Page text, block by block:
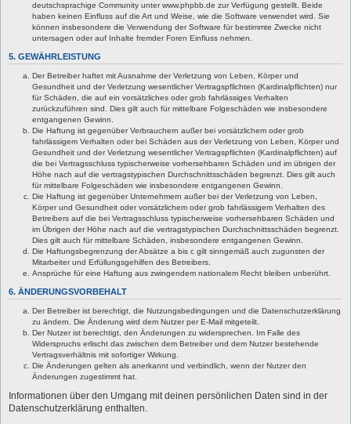
deutschsprachige Community unter www.phpbb.de zur Verfügung gestellt. Beide
haben keinen Einfluss auf die Art und Weise, wie die Software verwendet wird. Sie
können insbesondere die Verwendung der Software für bestimmte Zwecke nicht
untersagen oder auf Inhalte fremder Foren Einfluss nehmen.
5. GEWÄHRLEISTUNG
Der Betreiber haftet mit Ausnahme der Verletzung von Leben, Körper und
Gesundheit und der Verletzung wesentlicher Vertragspflichten (Kardinalpflichten) nur
für Schäden, die auf ein vorsätzliches oder grob fahrlässiges Verhalten
zurückzuführen sind. Dies gilt auch für mittelbare Folgeschäden wie insbesondere
entgangenen Gewinn.
Die Haftung ist gegenüber Verbrauchern außer bei vorsätzlichem oder grob
fahrlässigem Verhalten oder bei Schäden aus der Verletzung von Leben, Körper und
Gesundheit und der Verletzung wesentlicher Vertragspflichten (Kardinalpflichten) auf
die bei Vertragsschluss typischerweise vorhersehbaren Schäden und im übrigen der
Höhe nach auf die vertragstypischen Durchschnittsschäden begrenzt. Dies gilt auch
für mittelbare Folgeschäden wie insbesondere entgangenen Gewinn.
Die Haftung ist gegenüber Unternehmern außer bei der Verletzung von Leben,
Körper und Gesundheit oder vorsätzlichem oder grob fahrlässigem Verhalten des
Betreibers auf die bei Vertragsschluss typischerweise vorhersehbaren Schäden und
im Übrigen der Höhe nach auf die vertragstypischen Durchschnittsschäden begrenzt.
Dies gilt auch für mittelbare Schäden, insbesondere entgangenen Gewinn.
Die Haftungsbegrenzung der Absätze a bis c gilt sinngemäß auch zugunsten der
Mitarbeiter und Erfüllungsgehilfen des Betreibers.
Ansprüche für eine Haftung aus zwingendem nationalem Recht bleiben unberührt.
6. ÄNDERUNGSVORBEHALT
Der Betreiber ist berechtigt, die Nutzungsbedingungen und die Datenschutzerklärung
zu ändern. Die Änderung wird dem Nutzer per E-Mail mitgeteilt.
Der Nutzer ist berechtigt, den Änderungen zu widersprechen. Im Falle des
Widerspruchs erlischt das zwischen dem Betreiber und dem Nutzer bestehende
Vertragsverhältnis mit sofortiger Wirkung.
Die Änderungen gelten als anerkannt und verbindlich, wenn der Nutzer den
Änderungen zugestimmt hat.
Informationen über den Umgang mit deinen persönlichen Daten sind in der
Datenschutzerklärung enthalten.